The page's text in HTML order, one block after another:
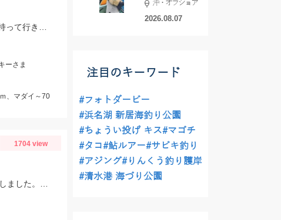
ーさま
、マダイ～70
1704 view
グ行ってきま
した！
沖・オフショア
2026.08.07
注目のキーワード
#フォトダービー
#浜名湖 新居海釣り公園
#ちょうい投げ キス#マゴチ
#タコ#鮎ルアー#サビキ釣り
#アジング#りんくう釣り護岸
#清水港 海づり公園